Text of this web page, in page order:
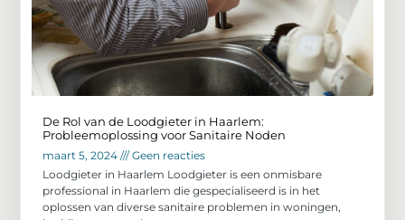
De Rol van de Loodgieter in Haarlem:
Probleemoplossing voor Sanitaire Noden
maart 5, 2024
Geen reacties
Loodgieter in Haarlem Loodgieter is een onmisbare
professional in Haarlem die gespecialiseerd is in het
oplossen van diverse sanitaire problemen in woningen,